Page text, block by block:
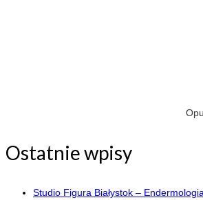
Ostatnie wpisy
Studio Figura Białystok –